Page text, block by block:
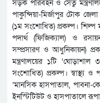
সড়ক পরিবহন ও সেতু
পাকুন্দিয়া-মির্জাপুর টোক
(১ম সংশোধিত) প্রকল্প। শিল্প
পদার্থ (ফিজিক্যাল) ও
সম্প্রসারণ ও আধুনিকায়ন)
মন্ত্রণালয়ের ১টি
সংশোধিত) প্রকল্প। স্বাস্থ্য ও
‘মানসিক হাসপাতাল, পাবনা-
ইনস্টিটিউট ও হাসপাতালে